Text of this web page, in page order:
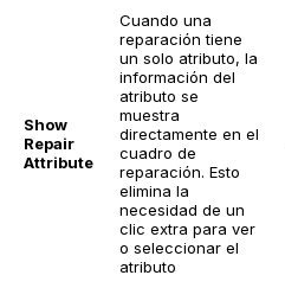
Show
Repair
Attribute
Cuando una
reparación tiene
un solo atributo, la
información del
atributo se
muestra
directamente en el
cuadro de
reparación. Esto
elimina la
necesidad de un
clic extra para ver
o seleccionar el
atributo